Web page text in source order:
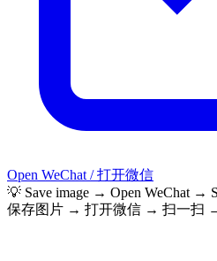
Open WeChat / 打开微信
💡 Save image → Open WeChat →
保存图片 → 打开微信 → 扫一扫